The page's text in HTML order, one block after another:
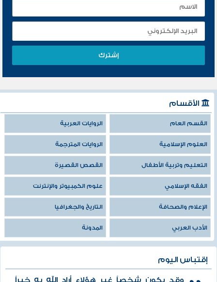
الأقسام
القسم العام الروايات العربية
العلوم الإسلامية الروايات المترجمة
التعليم وتربية الأطفال القصص القصيرة
الفقه الإسلامي علوم الكمبيوتر والإنترنت
الإعلام والصحافة التاريخ والجغرافيا
الأدب العربي المدونة
إقتباس اليوم